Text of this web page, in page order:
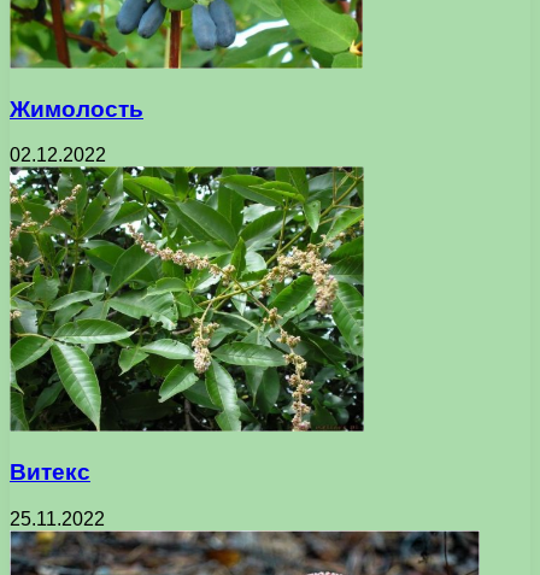
Жимолость
02.12.2022
Витекс
25.11.2022